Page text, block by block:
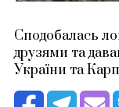
Сподобалась
друзями та
України та